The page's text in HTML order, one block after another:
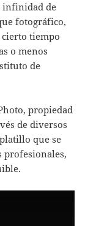
infinidad de
fotográfico,
cierto tiempo
o menos
de
propiedad
de diversos
que se
profesionales,